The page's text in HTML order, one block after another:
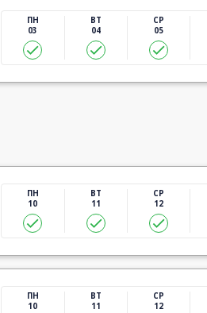
ПН
03
ВТ
04
СР
05
ПН
10
ВТ
11
СР
12
ПН
10
ВТ
11
СР
12